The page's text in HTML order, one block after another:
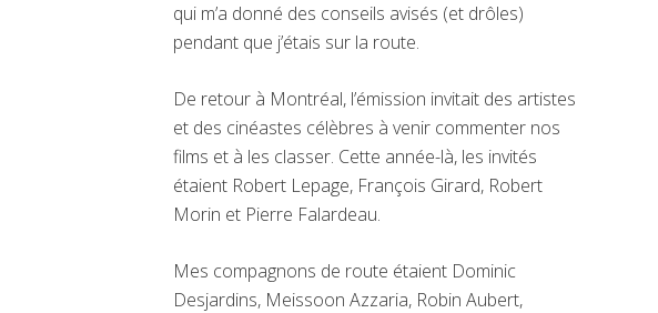
qui m’a donné des conseils avisés (et drôles)
pendant que j’étais sur la route.
De retour à Montréal, l’émission invitait des artistes
et des cinéastes célèbres à venir commenter nos
films et à les classer. Cette année-là, les invités
étaient Robert Lepage, François Girard, Robert
Morin et Pierre Falardeau.
Mes compagnons de route étaient Dominic
Desjardins, Meissoon Azzaria, Robin Aubert,